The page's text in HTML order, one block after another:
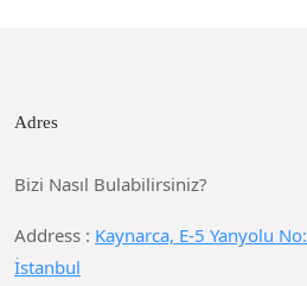
Adres
Bizi Nasıl Bulabilirsiniz?
Address : Kaynarca, E-5 Yanyolu
İstanbul